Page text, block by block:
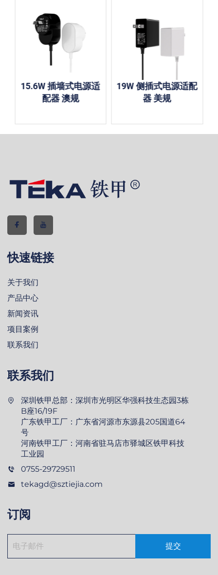
15.6W 插墙式电源适
配器 澳规
19W 侧插式电源适配
器 美规
快速链接
关于我们
产品中心
新闻资讯
项目案例
联系我们
联系我们
深圳铁甲总部：深圳市光明区华强科技生态园3栋
B座16/19F
广东铁甲工厂：广东省河源市东源县205国道64
号
河南铁甲工厂：河南省驻马店市驿城区铁甲科技
工业园
0755-29729511
tekagd@sztiejia.com
订阅
提交